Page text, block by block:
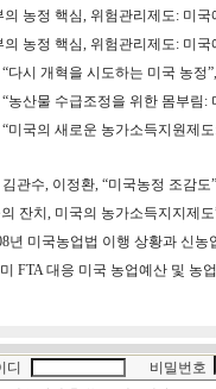
농정 핵심, 위험관리제도: 미국
의 농정 핵심, 위험관리제도: 미국
다시 개혁을 시도하는 미국 농정
농산물 수급조정을 위한 몸부림:
미국의 새로운 농가소득지원제
관수, 이정환, “미국농정 조감도
잔치, 미국의 농가소득지지제도
년 미국농업법 이행 상황과 신농
FTA 대응 미국 농업예산 및 농
디 비밀번호